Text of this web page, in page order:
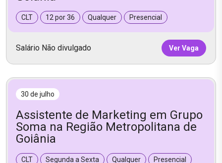
CLT 12 por 36 Qualquer Presencial
Salário Não divulgado Ver Vaga
30 de julho
Assistente de Marketing em Grupo
Soma na Região Metropolitana de
Goiânia
CLT Segunda a Sexta Qualquer Presencial